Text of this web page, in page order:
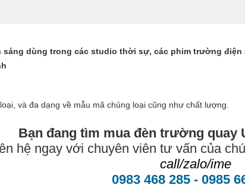
dùng trong các studio thời sự, các phim trường
và đa dạng về mẫu mã chủng loại cũng như chất lượng.
Bạn đang tìm mua đèn trường quay
hệ ngay với chuyên viên tư vấn của
call/zalo/ime
0983 468 285 - 0985